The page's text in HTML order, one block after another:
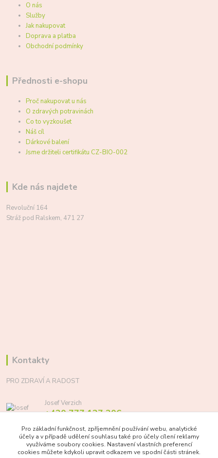
O nás
Služby
Jak nakupovat
Doprava a platba
Obchodní podmínky
Přednosti e-shopu
Proč nakupovat u nás
O zdravých potravinách
Co to vyzkoušet
Náš cíl
Dárkové balení
Jsme držiteli certifikátu CZ-BIO-002
Kde nás najdete
Revoluční 164
Stráž pod Ralskem, 471 27
Kontakty
PRO ZDRAVÍ A RADOST
Josef Verzich
+420 777 137 206
info@prozdraviaradost.cz
Pro základní funkčnost, zpříjemnění používání webu, analytické
účely a v případě udělení souhlasu také pro účely cílení reklamy
využíváme soubory cookies. Nastavení vlastních preferencí
cookies můžete kdykoli upravit odkazem ve spodní části stránek.